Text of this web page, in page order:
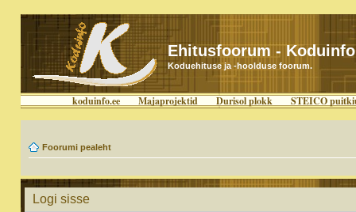
Ehitusfoorum -
Koduehituse ja -hoolduse foorum.
koduinfo.ee Majaprojektid Durisol plokk STEICO
Foorumi pealeht
Logi sisse